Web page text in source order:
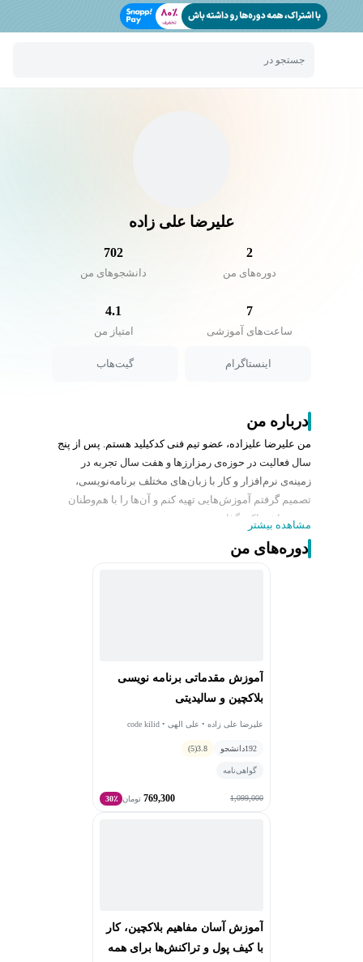
جستجو در
علیرضا علی زاده
2
دوره‌های من
702
دانشجو‌های من
7
ساعت‌های آموزشی
4.1
امتیاز من
اینستاگرام گیت‌هاب
درباره من
من علیرضا علیزاده، عضو تیم فنی کدکیلید هستم. پس از پنج
سال فعالیت در حوزه‌ی رمزارزها و هفت سال تجربه در
زمینه‌ی نرم‌افزار و کار با زبان‌های مختلف برنامه‌نویسی،
تصمیم گرفتم آموزش‌هایی تهیه کنم و آن‌ها را با هم‌وطنان
خود به اشتراک بگذارم.
تجربه و مهارت من در حوزه‌های بلاکچین، مهندسی نرم‌افزار،
مدیریت پروژه و توسعه‌ی پروژه‌ها به سبک چابک شکل گرفته
انجام پروژه‌های متعدد فریلنسری در ایران و خارج از کشور،
مدیریت گروهی برای تکمیل پروژه‌ها و همچنین شرکت و
سخنرانی در سمیناری با موضوع نقش هوش مصنوعی در
مهندسی نرم‌افزار اشاره کرد.
با رویکردی متفاوت و چرخشی، از سطح مبتدی تا پیشرفته،
توانمندی دانشجویان ارتقا یابد.
مشاهده بیشتر
دوره‌های من
آموزش مقدماتی برنامه نویسی
بلاکچین و سالیدیتی
علیرضا علی زاده • علی الهی • code kilid
192دانشجو 3.8
(5)
گواهی‌نامه
1,099,000
769,300 تومان 30٪
آموزش آسان مفاهیم بلاکچین، کار
با کیف پول و تراکنش‌ها برای همه